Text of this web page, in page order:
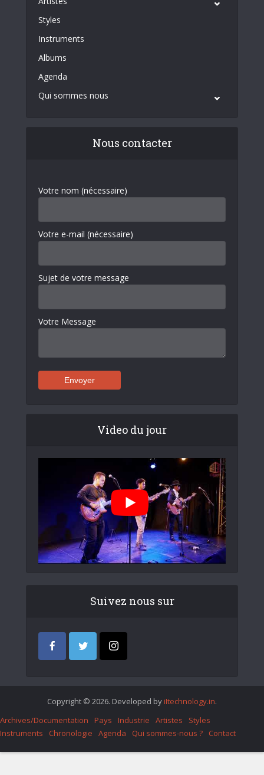
Styles
Instruments
Albums
Agenda
Qui sommes nous
Nous contacter
Votre nom (nécessaire)
Votre e-mail (nécessaire)
Sujet de votre message
Votre Message
Video du jour
Suivez nous sur
Copyright © 2026. Developed by iItechnology.in.
Archives/Documentation
Pays Industrie Artistes
Styles
Instruments
Chronologie Agenda Qui sommes-nous ? Contact